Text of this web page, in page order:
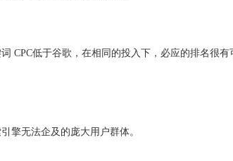
CPC低于谷歌，在相同的投入下，必应的排名很
擎无法企及的庞大用户群体。